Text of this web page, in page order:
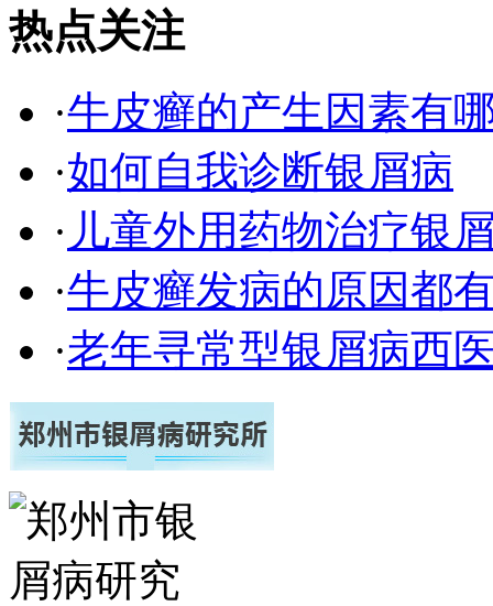
热点关注
·牛皮癣的产生因素有
·如何自我诊断银屑病
· 儿童外用药物治疗银
·牛皮癣发病的原因都
·老年寻常型银屑病西